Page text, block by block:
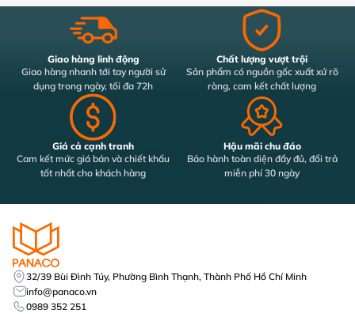
Giao hàng linh động
Giao hàng nhanh tới tay người sử
dụng trong ngày, tối đa 72h
Chất lượng vượt trội
Sản phẩm có nguồn gốc xuất xứ rõ
ràng, cam kết chất lượng
Giá cả cạnh tranh
Cam kết mức giá bán và chiết khấu
tốt nhất cho khách hàng
Hậu mãi chu đáo
Bảo hành toàn diện đầy đủ, đổi trả
miễn phí 30 ngày
32/39 Bùi Đình Túy, Phường Bình Thạnh, Thành Phố Hồ Chí Minh
info@panaco.vn
0989 352 251